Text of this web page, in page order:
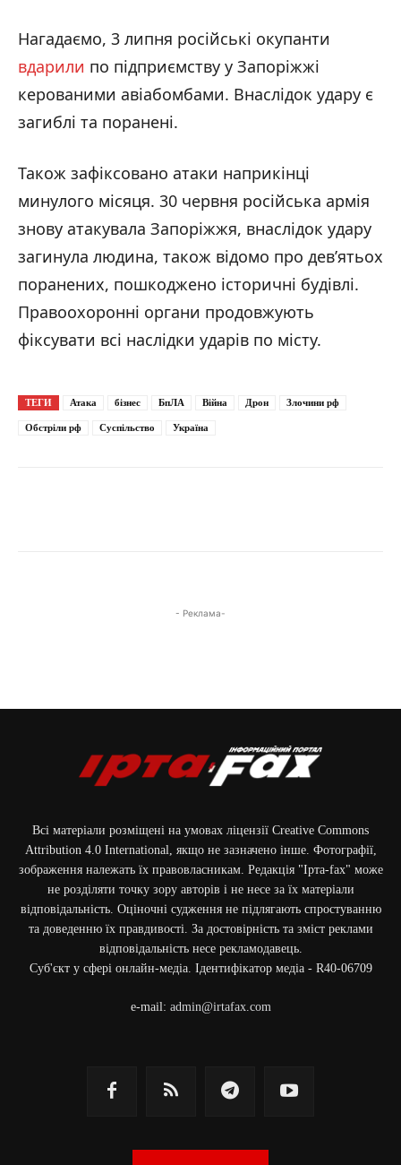
Нагадаємо, 3 липня російські окупанти
вдарили по підприємству у Запоріжжі
керованими авіабомбами. Внаслідок удару є
загиблі та поранені.
Також зафіксовано атаки наприкінці
минулого місяця. 30 червня російська армія
знову атакувала Запоріжжя, внаслідок удару
загинула людина, також відомо про дев’ятьох
поранених, пошкоджено історичні будівлі.
Правоохоронні органи продовжують
фіксувати всі наслідки ударів по місту.
ТЕГИ Атака бізнес БпЛА Війна Дрон Злочини рф
Обстріли рф Суспільство Україна
- Реклама-
Всі матеріали розміщені на умовах ліцензії Creative Commons
Attribution 4.0 International, якщо не зазначено інше. Фотографії,
зображення належать їх правовласникам. Редакція "Ірта-fax" може
не розділяти точку зору авторів і не несе за їх матеріали
відповідальність. Оціночні судження не підлягають спростуванню
та доведенню їх правдивості. За достовірність та зміст реклами
відповідальність несе рекламодавець.
Cуб'єкт у сфері онлайн-медіа. Ідентифікатор медіа - R40-06709
e-mail: admin@irtafax.com